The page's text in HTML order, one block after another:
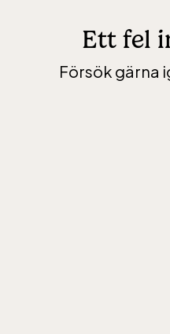
Ett fel
Försök gärna